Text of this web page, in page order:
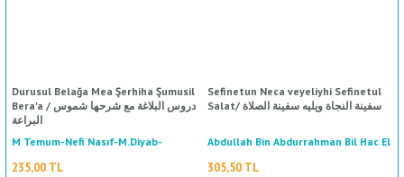
Durusul Belağa Mea Şerhiha Şumusil
Bera'a / دروس البلاغة مع شرحها شموس
البراعة
M Temum-Nefi Nasıf-M.Diyab-
Sultan M. /حنفي ناصف-محمد دياب-
235,00 TL
Sefinetun Neca veyeliyhi Sefinetul
Salat/ سفينة النجاة ويليه سفينة الصلاة
Abdullah Bin Abdurrahman Bil Hac El
Hadrami / عبد الله بن عبد الرحمن بلحاج/
305,50 TL